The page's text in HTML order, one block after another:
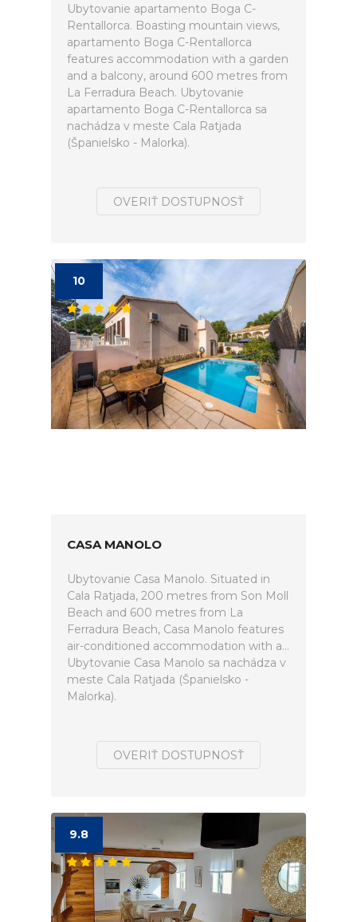
Ubytovanie apartamento Boga C-
Rentallorca. Boasting mountain views,
apartamento Boga C-Rentallorca
features accommodation with a garden
and a balcony, around 600 metres from
La Ferradura Beach. Ubytovanie
apartamento Boga C-Rentallorca sa
nachádza v meste Cala Ratjada
(Španielsko - Malorka).
OVERIŤ DOSTUPNOSŤ
10
CASA MANOLO
Ubytovanie Casa Manolo. Situated in
Cala Ratjada, 200 metres from Son Moll
Beach and 600 metres from La
Ferradura Beach, Casa Manolo features
air-conditioned accommodation with a...
Ubytovanie Casa Manolo sa nachádza v
meste Cala Ratjada (Španielsko -
Malorka).
OVERIŤ DOSTUPNOSŤ
9.8